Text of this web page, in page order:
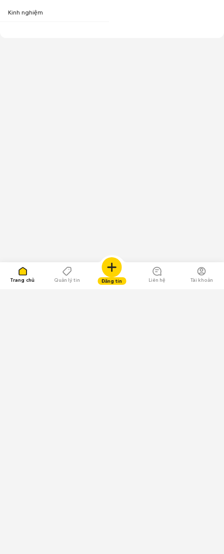
Trang chủ Quản lý tin Đăng tin Liên hệ Tài khoản
Kinh nghiệm